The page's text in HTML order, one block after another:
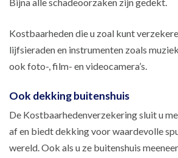
Kostbaarheden die u zoal kunt
lijfsieraden en instrumenten zoals
ook foto-, film- en videocamera’s.
Ook dekking buitenshuis
De Kostbaarhedenverzekering sluit u
af en biedt dekking voor waardevolle
wereld. Ook als u ze buitenshuis